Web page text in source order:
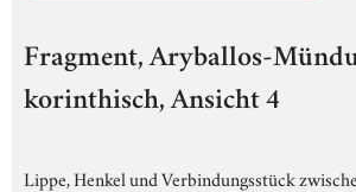
Fragment, Aryballos-
korinthisch, Ansicht 4
Lippe, Henkel und Verbindungsstück